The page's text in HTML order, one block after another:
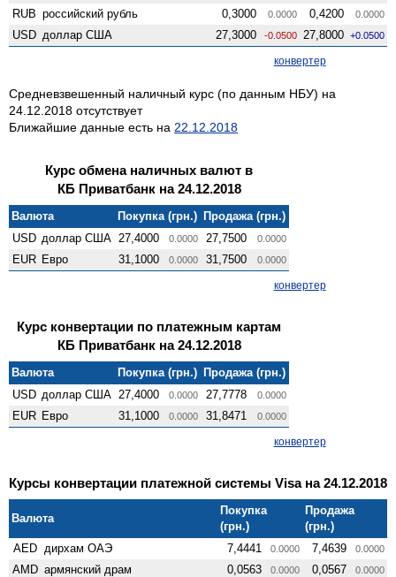
RUB российский рубль 0,3000 0.0000 0,4200 0.0000
USD доллар США 27,3000 -0.0500 27,8000 +0.0500
конвертер
Средневзвешенный наличный курс (по данным НБУ) на
24.12.2018 отсутствует
Ближайшие данные есть на 22.12.2018
Курс обмена наличных валют в
КБ Приватбанк на 24.12.2018
Валюта Покупка (грн.) Продажа (грн.)
USD доллар США 27,4000 0.0000 27,7500 0.0000
EUR Евро 31,1000 0.0000 31,7500 0.0000
конвертер
Курс конвертации по платежным картам
КБ Приватбанк на 24.12.2018
Валюта Покупка (грн.) Продажа (грн.)
USD доллар США 27,4000 0.0000 27,7778 0.0000
EUR Евро 31,1000 0.0000 31,8471 0.0000
конвертер
Курсы конвертации платежной системы Visa на 24.12.2018
Валюта
Покупка
(грн.)
Продажа
(грн.)
AED дирхам ОАЭ 7,4441 0.0000 7,4639 0.0000
AMD армянский драм 0,0563 0.0000 0,0567 0.0000